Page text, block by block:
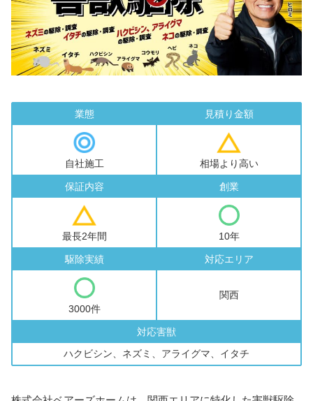
業態
自社施工
見積り金額
相場より高い
保証内容
最長2年間
創業
10年
駆除実績
3000件
対応エリア
関西
対応害獣
ハクビシン、ネズミ、アライグマ、イタチ